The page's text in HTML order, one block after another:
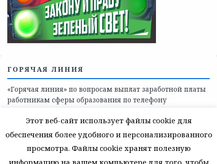
Телефоны учреждений, оказывающих меры социальной
поддержки, медицинскую, социально-психологическую
помощь детям и взрослым лицам Ленинградской
области
СКАЖИ КОРРУПЦИИ — НЕТ
Этот веб-сайт использует файлы cookie для
обеспечения более удобного и персонализированного
просмотра. Файлы cookie хранят полезную
информацию на вашем компьютере для того, чтобы